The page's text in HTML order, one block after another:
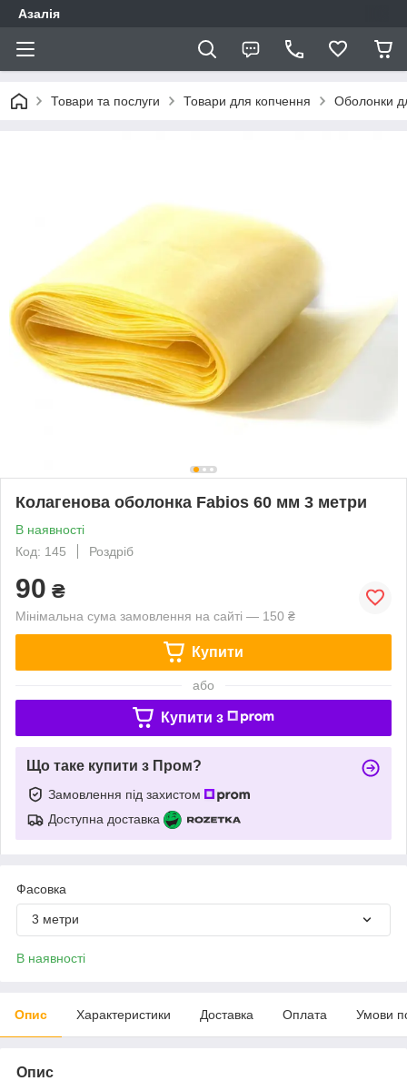
Азалія
Товари та послуги Товари для копчення Оболонки
Колагенова оболонка Fabios 60 мм 3 метри
В наявності
Код: 145
Роздріб
90 ₴
Мінімальна сума замовлення на сайті — 150 ₴
Купити
або
Купити з
Що таке купити з Пром?
Замовлення під захистом
Доступна доставка
Фасовка
3 метри
В наявності
Опис Характеристики Доставка Оплата Умови
Опис